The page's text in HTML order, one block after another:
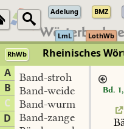
Adelung BMZ
LmL LothWb
RhWb
Rheinisches
A
B
C
D
Band-stroh
Band-weide
Band-wurm
Band-zange
Bd.